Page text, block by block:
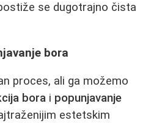
se dugotrajno čista
bora
proces, ali ga možemo
bora i popunjavanje
estetskim